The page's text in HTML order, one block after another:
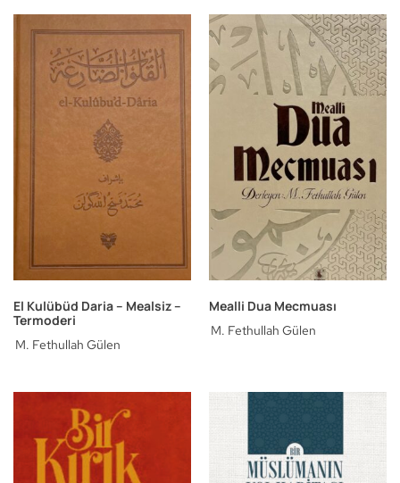
El Kulübüd Daria – Mealsiz –
Termoderi
M. Fethullah Gülen
Mealli Dua Mecmuası
M. Fethullah Gülen